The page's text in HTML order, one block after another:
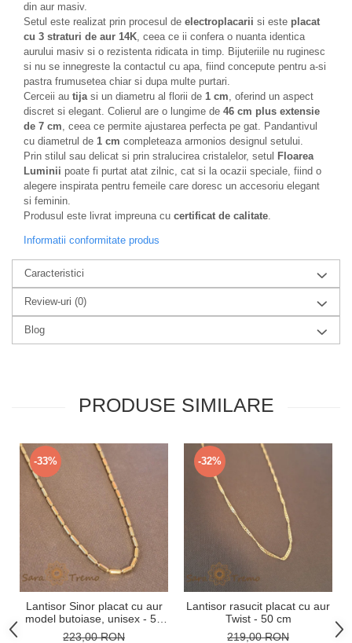
din aur masiv.
Setul este realizat prin procesul de electroplacarii si este placat
cu 3 straturi de aur 14K, ceea ce ii confera o nuanta identica
aurului masiv si o rezistenta ridicata in timp. Bijuteriile nu ruginesc
si nu se innegreste la contactul cu apa, fiind concepute pentru a-si
pastra frumusetea chiar si dupa multe purtari.
Cerceii au tijasi un diametru al florii de 1 cm, oferind un aspect
discret si elegant. Colierul are o lungime de 46 cm plus extensie
de 7 cm, ceea ce permite ajustarea perfecta pe gat. Pandantivul
cu diametrul de 1 cm completeaza armonios designul setului.
Prin stilul sau delicat si prin stralucirea cristalelor, setul Floarea
Luminii poate fi purtat atat zilnic, cat si la ocazii speciale, fiind o
alegere inspirata pentru femeile care doresc un accesoriu elegant
si feminin.
Produsul este livrat impreuna cu certificat de calitate.
Informatii conformitate produs
Caracteristici
Review-uri (0)
Blog
PRODUSE SIMILARE
-33%
Lantisor Sinor placat cu aur
model butoiase, unisex - 50
cm
223,00 RON
-32%
Lantisor rasucit placat cu aur
Twist - 50 cm
219,00 RON